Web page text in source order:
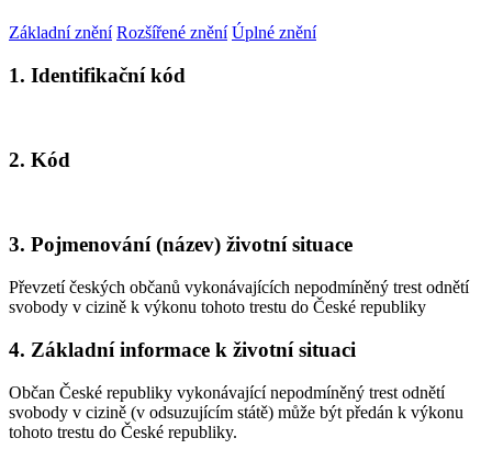
Základní znění Rozšířené znění Úplné znění
1. Identifikační kód
2. Kód
3. Pojmenování (název) životní situace
Převzetí českých občanů vykonávajících nepodmíněný trest odnětí
svobody v cizině k výkonu tohoto trestu do České republiky
4. Základní informace k životní situaci
Občan České republiky vykonávající nepodmíněný trest odnětí
svobody v cizině (v odsuzujícím státě) může být předán k výkonu
tohoto trestu do České republiky.